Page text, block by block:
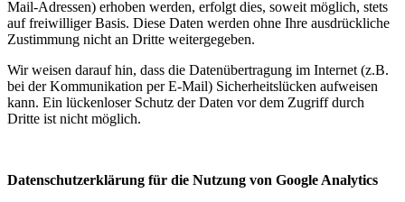
Mail-Adressen) erhoben werden, erfolgt dies, soweit möglich, stets
auf freiwilliger Basis. Diese Daten werden ohne Ihre ausdrückliche
Zustimmung nicht an Dritte weitergegeben.
Wir weisen darauf hin, dass die Datenübertragung im Internet (z.B.
bei der Kommunikation per E-Mail) Sicherheitslücken aufweisen
kann. Ein lückenloser Schutz der Daten vor dem Zugriff durch
Dritte ist nicht möglich.
Datenschutzerklärung für die Nutzung von Google Analytics